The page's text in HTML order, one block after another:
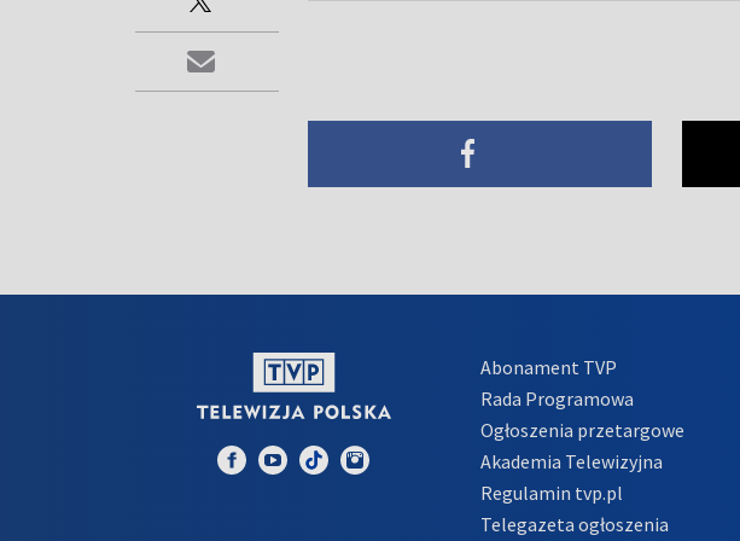
Abonament TVP
Rada Programowa
Ogłoszenia przetargowe
Akademia Telewizyjna
Regulamin tvp.pl
Telegazeta ogłoszenia